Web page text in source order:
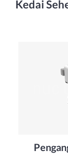
Kedai